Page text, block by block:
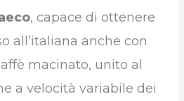
, capace di ottenere
all’italiana anche con
macinato, unito al
a velocità variabile dei